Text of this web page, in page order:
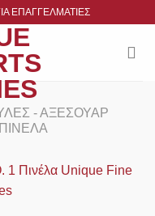
ΕΠΑΓΓΕΛΜΑΤΙΕΣ
- ΑΞΕΣΟΥΆΡ
ΠΙΝΈΛΑ